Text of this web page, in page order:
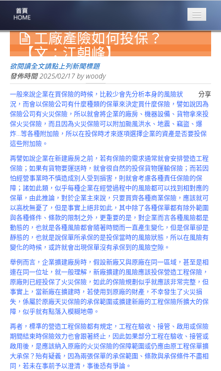
專業豐林
Professional
保險大家談
1386集
台灣商業保險
第一品牌
關於豐林
About
服務項目
Service
火災保額
估算系統
商品簡介
Product
工廠產險如何投保？
【文：江朝峰】
欲閱讀全文請點上列新聞標題
發佈時間2025/02/17 bywoody
分享
一般來說企業在買保險的時候，比較少會先分析本身的風險狀
況，而會以保險公司有什麼種類的保單來決定買什麼保險，譬如說因為
保險公司有火災保險，所以就會將企業的廠房、機器設備、貨物拿來投
保火災保險，而且因為火災保險可以附加颱風洪水、地震、竊盜、爆
炸…等各種附加險，所以在投保時才來逐項選擇企業的資產是否要投保
這些附加險。
再譬如說企業在新建廠房之前，若有保險的需求通常就會安排營造工程
保險；如果有貨物要運送時，就會很自然的投保貨物運輸保險；而若因
怕經營事業時不慎造成別人受到損害，則就會考慮各種責任保險的保
障；諸如此類，似乎每種企業在經營過程中的風險都可以找到相對應的
保單，由此推論，對於企業主來說，只要買齊各種商業保險，應該就可
以高枕無憂了，但是事實上絕非如此，其中除了各種保單都有除外範圍
與各種條件、條款的限制之外，更重要的是，對企業而言各種風險都是
動態的，也就是各種風險都會隨著時間而一直產生變化，但是保單卻是
靜態的，也就是說保單所承保的是投保當時的風險狀態，所以在風險有
變化的時候，或許就會出現保單沒有承保到的風險空隙。
舉例而言，企業擴建廠房時，假設新廠又與原廠在同一區域，甚至是相
連在同一位址，就一般理解，新廠擴建的風險應該投保營造工程保險，
原廠則已經投保了火災保險，如此的保險規劃似乎就應該非常完整，但
事實上，當新廠在擴建時，若使用到原廠的財產，不幸發生了火災損
失，係屬於原廠天災保險的承保範圍或擴建新廠的工程保險所擴大的保
障，似乎就有點落入模糊地帶。
再者，標準的營造工程保險都有規定，工程在驗收、接管、啟用或保險
期間結束時保險效力也會跟著終止，因此如果部分工程在驗收、接管或
啟用後，是應該納入原廠的火災保險的保障範圍或仍應由原工程保單擴
大承保？殆有疑義，因為兩張保單的承保範圍、條款與承保條件不盡相
同，若未在事前予以澄清，事後恐有爭論。